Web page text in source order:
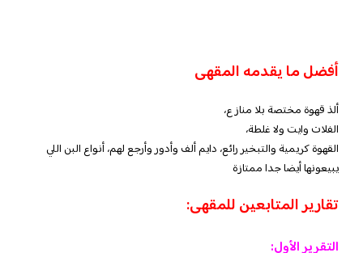
أفضل ما يقدمه المقهى
ألذ قهوة مختصة بلا منازع،
الفلات وايت ولا غلطة،
القهوة كريمية والتبخير رائع، دايم ألف وأدور وأرجع لهم، أنواع البن اللي
يبيعونها أيضا جدا ممتازة
تقارير المتابعين للمقهى:
التقرير الأول: